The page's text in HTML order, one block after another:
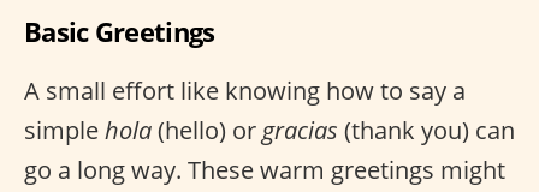
Basic Greetings
A small effort like knowing how to say a
simplehola(hello) or gracias (thank you) can
go a long way. These warm greetings might